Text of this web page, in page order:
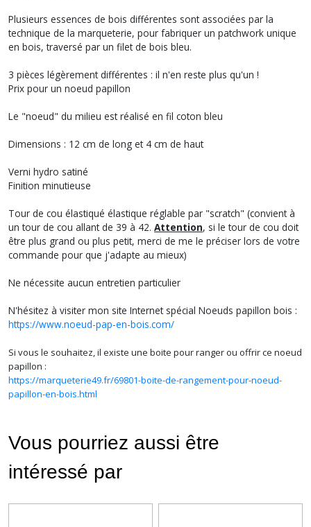
Plusieurs essences de bois différentes sont associées par la
technique de la marqueterie, pour fabriquer un patchwork unique
en bois, traversé par un filet de bois bleu.
3 pièces légèrement différentes : il n'en reste plus qu'un !
Prix pour un noeud papillon
Le "noeud" du milieu est réalisé en fil coton bleu
Dimensions : 12 cm de long et 4 cm de haut
Verni hydro satiné
Finition minutieuse
Tour de cou élastiqué élastique réglable par "scratch" (convient à
un tour de cou allant de 39 à 42. Attention, si le tour de cou doit
être plus grand ou plus petit, merci de me le préciser lors de votre
commande pour que j'adapte au mieux)
Ne nécessite aucun entretien particulier
N'hésitez à visiter mon site Internet spécial Noeuds papillon bois :
https://www.noeud-pap-en-bois.com/
Si vous le souhaitez, il existe une boite pour ranger ou offrir ce noeud
papillon :
https://marqueterie49.fr/69801-boite-de-rangement-pour-noeud-
papillon-en-bois.html
Vous pourriez aussi être
intéressé par